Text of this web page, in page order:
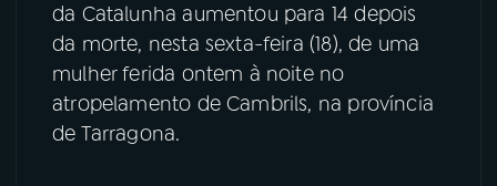
YouTube Facebook
Instagram X
TikTok
da Catalunha aumentou para 14 depois
da morte, nesta sexta-feira (18), de uma
mulher ferida ontem à noite no
atropelamento de Cambrils, na província
de Tarragona.